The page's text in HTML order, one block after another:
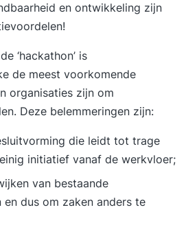
en ontwikkeling zijn
‘hackathon’ is
de meest voorkomende
organisaties zijn om
Deze belemmeringen zijn:
die leidt tot trage
initiatief vanaf de werkvloer;
van bestaande
en dus om zaken anders te